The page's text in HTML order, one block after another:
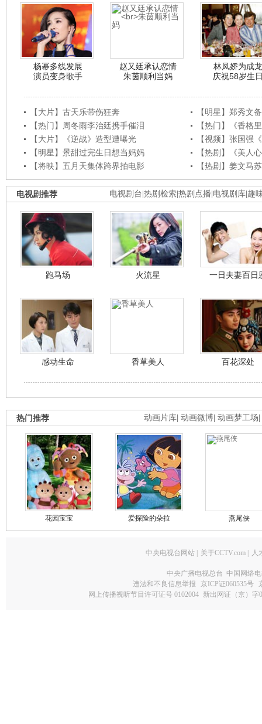
杨幂多线发展
演员变身歌手
赵又廷承认恋情
朱茵顺利当妈
林凤娇为成龙
庆祝58岁生
【大片】古天乐带伤狂奔
【明星】郑秀文
【热门】周冬雨李治廷携手催泪
【热门】《香格
【大片】《逆战》造型遭曝光
【视频】张国强
【明星】景甜过完生日想当妈妈
【热剧】《美人
【将映】五月天集体跨界拍电影
【热剧】姜文马
电视剧台 热剧检索 热剧点播 电视剧库 趣
电视剧推荐
跑马场 火流星 一日夫妻百日
感动生命 香草美人 百花深处
动画片库 动画微博 动画梦工场
热门推荐
花园宝宝 爱探险的朵拉 燕尾侠
中央电视台网站 关于CCTV.com 人
中央广播电视总台 中国网络
违法和不良信息举报
京ICP证060535号
网上传播视听节目许可证号 0102004 新出网证（京）